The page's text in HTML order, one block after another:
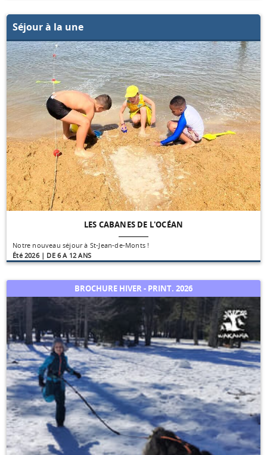
Séjour à la une
LES CABANES DE L'OCÉAN
Notre nouveau séjour à St-Jean-de-Monts !
Été 2026 | DE 6 A 12 ANS
BROCHURE HIVER - PRINT. 2026